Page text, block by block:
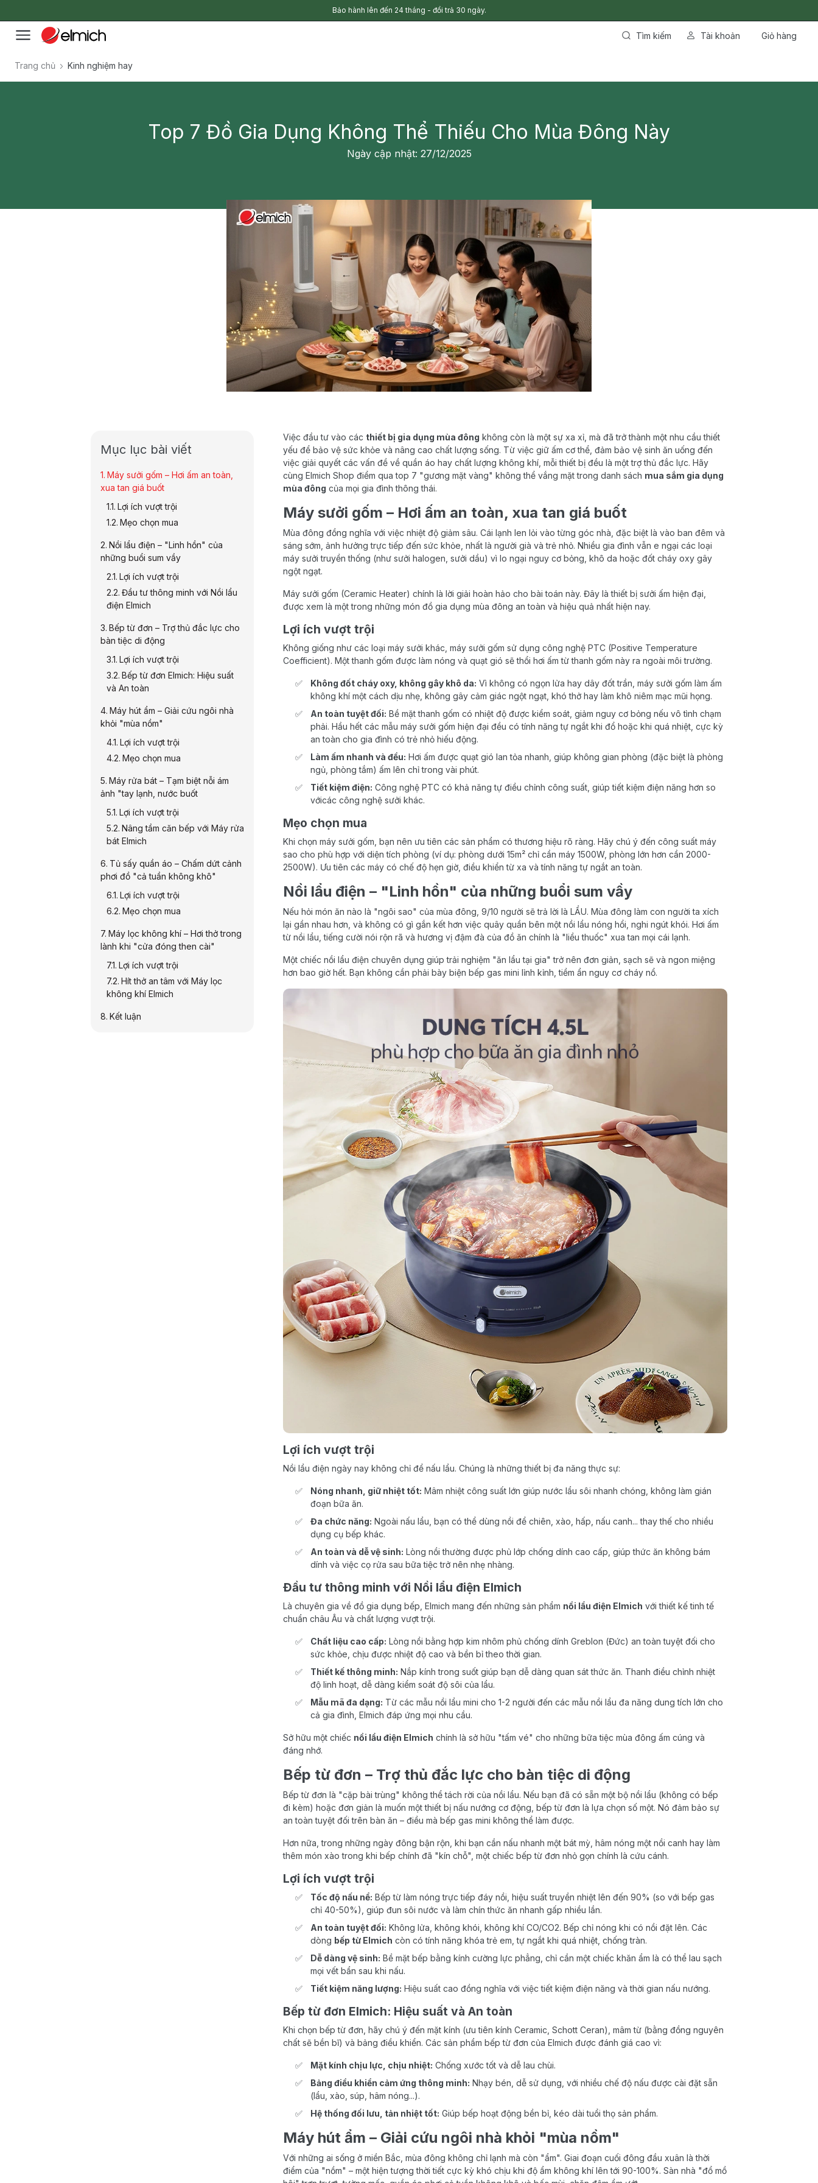
Bảo hành lên đến 24 tháng - đổi trả 30 ngày.
Tìm kiếm Tài khoản Giỏ hàng
Trang chủ Kinh nghiệm hay
Top 7 Đồ Gia Dụng Không Thể Thiếu Cho Mùa Đông Này
Ngày cập nhật: 27/12/2025
Việc đầu tư vào các thiết bị gia dụng mùa đông không còn là một sự xa xỉ, mà đã trở thành một nhu cầu thiết
yếu để bảo vệ sức khỏe và nâng cao chất lượng sống. Từ việc giữ ấm cơ thể, đảm bảo vệ sinh ăn uống đến
việc giải quyết các vấn đề về quần áo hay chất lượng không khí, mỗi thiết bị đều là một trợ thủ đắc lực. Hãy
cùng Elmich Shop điểm qua top 7 "gương mặt vàng" không thể vắng mặt trong danh sách mua sắm gia dụng
mùa đông của mọi gia đình thông thái.
Máy sưởi gốm – Hơi ấm an toàn, xua tan giá buốt
Mùa đông đồng nghĩa với việc nhiệt độ giảm sâu. Cái lạnh len lỏi vào từng góc nhà, đặc biệt là vào ban đêm và
sáng sớm, ảnh hưởng trực tiếp đến sức khỏe, nhất là người già và trẻ nhỏ. Nhiều gia đình vẫn e ngại các loại
máy sưởi truyền thống (như sưởi halogen, sưởi dầu) vì lo ngại nguy cơ bỏng, khô da hoặc đốt cháy oxy gây
ngột ngạt.
Máy sưởi gốm (Ceramic Heater) chính là lời giải hoàn hảo cho bài toán này. Đây là thiết bị sưởi ấm hiện đại,
được xem là một trong những món đồ gia dụng mùa đông an toàn và hiệu quả nhất hiện nay.
Lợi ích vượt trội
Không giống như các loại máy sưởi khác, máy sưởi gốm sử dụng công nghệ PTC (Positive Temperature
Coefficient). Một thanh gốm được làm nóng và quạt gió sẽ thổi hơi ấm từ thanh gốm này ra ngoài môi trường.
Không đốt cháy oxy, không gây khô da: Vì không có ngọn lửa hay dây đốt trần, máy sưởi gốm làm ấm
không khí một cách dịu nhẹ, không gây cảm giác ngột ngạt, khó thở hay làm khô niêm mạc mũi họng.
An toàn tuyệt đối: Bề mặt thanh gốm có nhiệt độ được kiểm soát, giảm nguy cơ bỏng nếu vô tình chạm
phải. Hầu hết các mẫu máy sưởi gốm hiện đại đều có tính năng tự ngắt khi đổ hoặc khi quá nhiệt, cực kỳ
an toàn cho gia đình có trẻ nhỏ hiếu động.
Làm ấm nhanh và đều: Hơi ấm được quạt gió lan tỏa nhanh, giúp không gian phòng (đặc biệt là phòng
ngủ, phòng tắm) ấm lên chỉ trong vài phút.
Tiết kiệm điện: Công nghệ PTC có khả năng tự điều chỉnh công suất, giúp tiết kiệm điện năng hơn so
vớicác công nghệ sưởi khác.
Mẹo chọn mua
Khi chọn máy sưởi gốm, bạn nên ưu tiên các sản phẩm có thương hiệu rõ ràng. Hãy chú ý đến công suất máy
sao cho phù hợp với diện tích phòng (ví dụ: phòng dưới 15m² chỉ cần máy 1500W, phòng lớn hơn cần 2000-
2500W). Ưu tiên các máy có chế độ hẹn giờ, điều khiển từ xa và tính năng tự ngắt an toàn.
Nồi lẩu điện – "Linh hồn" của những buổi sum vầy
Nếu hỏi món ăn nào là "ngôi sao" của mùa đông, 9/10 người sẽ trả lời là LẨU. Mùa đông làm con người ta xích
lại gần nhau hơn, và không có gì gắn kết hơn việc quây quần bên một nồi lẩu nóng hổi, nghi ngút khói. Hơi ấm
từ nồi lẩu, tiếng cười nói rộn rã và hương vị đậm đà của đồ ăn chính là "liều thuốc" xua tan mọi cái lạnh.
Một chiếc nồi lẩu điện chuyên dụng giúp trải nghiệm "ăn lẩu tại gia" trở nên đơn giản, sạch sẽ và ngon miệng
hơn bao giờ hết. Bạn không cần phải bày biện bếp gas mini lỉnh kỉnh, tiềm ẩn nguy cơ cháy nổ.
Lợi ích vượt trội
Nồi lẩu điện ngày nay không chỉ để nấu lẩu. Chúng là những thiết bị đa năng thực sự:
Nóng nhanh, giữ nhiệt tốt: Mâm nhiệt công suất lớn giúp nước lẩu sôi nhanh chóng, không làm gián
đoạn bữa ăn.
Đa chức năng: Ngoài nấu lẩu, bạn có thể dùng nồi để chiên, xào, hấp, nấu canh... thay thế cho nhiều
dụng cụ bếp khác.
An toàn và dễ vệ sinh: Lòng nồi thường được phủ lớp chống dính cao cấp, giúp thức ăn không bám
dính và việc cọ rửa sau bữa tiệc trở nên nhẹ nhàng.
Đầu tư thông minh với Nồi lẩu điện Elmich
Là chuyên gia về đồ gia dụng bếp, Elmich mang đến những sản phẩm nồi lẩu điện Elmich với thiết kế tinh tế
chuẩn châu Âu và chất lượng vượt trội.
Chất liệu cao cấp: Lòng nồi bằng hợp kim nhôm phủ chống dính Greblon (Đức) an toàn tuyệt đối cho
sức khỏe, chịu được nhiệt độ cao và bền bỉ theo thời gian.
Thiết kế thông minh: Nắp kính trong suốt giúp bạn dễ dàng quan sát thức ăn. Thanh điều chỉnh nhiệt
độ linh hoạt, dễ dàng kiểm soát độ sôi của lẩu.
Mẫu mã đa dạng: Từ các mẫu nồi lẩu mini cho 1-2 người đến các mẫu nồi lẩu đa năng dung tích lớn cho
cả gia đình, Elmich đáp ứng mọi nhu cầu.
Sở hữu một chiếc nồi lẩu điện Elmich chính là sở hữu "tấm vé" cho những bữa tiệc mùa đông ấm cúng và
đáng nhớ.
Bếp từ đơn – Trợ thủ đắc lực cho bàn tiệc di động
Bếp từ đơn là "cặp bài trùng" không thể tách rời của nồi lẩu. Nếu bạn đã có sẵn một bộ nồi lẩu (không có bếp
đi kèm) hoặc đơn giản là muốn một thiết bị nấu nướng cơ động, bếp từ đơn là lựa chọn số một. Nó đảm bảo sự
an toàn tuyệt đối trên bàn ăn – điều mà bếp gas mini không thể làm được.
Hơn nữa, trong những ngày đông bận rộn, khi bạn cần nấu nhanh một bát mỳ, hâm nóng một nồi canh hay làm
thêm món xào trong khi bếp chính đã "kín chỗ", một chiếc bếp từ đơn nhỏ gọn chính là cứu cánh.
Lợi ích vượt trội
Tốc độ nấu nể: Bếp từ làm nóng trực tiếp đáy nồi, hiệu suất truyền nhiệt lên đến 90% (so với bếp gas
chỉ 40-50%), giúp đun sôi nước và làm chín thức ăn nhanh gấp nhiều lần.
An toàn tuyệt đối: Không lửa, không khói, không khí CO/CO2. Bếp chỉ nóng khi có nồi đặt lên. Các
dòng bếp từ Elmich còn có tính năng khóa trẻ em, tự ngắt khi quá nhiệt, chống tràn.
Dễ dàng vệ sinh: Bề mặt bếp bằng kính cường lực phẳng, chỉ cần một chiếc khăn ẩm là có thể lau sạch
mọi vết bẩn sau khi nấu.
Tiết kiệm năng lượng: Hiệu suất cao đồng nghĩa với việc tiết kiệm điện năng và thời gian nấu nướng.
Bếp từ đơn Elmich: Hiệu suất và An toàn
Khi chọn bếp từ đơn, hãy chú ý đến mặt kính (ưu tiên kính Ceramic, Schott Ceran), mâm từ (bằng đồng nguyên
chất sẽ bền bĩ) và bảng điều khiển. Các sản phẩm bếp từ đơn của Elmich được đánh giá cao vì:
Mặt kính chịu lực, chịu nhiệt: Chống xước tốt và dễ lau chùi.
Bảng điều khiển cảm ứng thông minh: Nhạy bén, dễ sử dụng, với nhiều chế độ nấu được cài đặt sẵn
(lẩu, xào, súp, hâm nóng...).
Hệ thống đối lưu, tản nhiệt tốt: Giúp bếp hoạt động bền bỉ, kéo dài tuổi thọ sản phẩm.
Máy hút ẩm – Giải cứu ngôi nhà khỏi "mùa nồm"
Với những ai sống ở miền Bắc, mùa đông không chỉ lạnh mà còn "ẩm". Giai đoạn cuối đông đầu xuân là thời
điểm của "nồm" – một hiện tượng thời tiết cực kỳ khó chịu khi độ ẩm không khí lên tới 90-100%. Sàn nhà "đổ mồ
Mục lục bài viết
Máy sưởi gốm – Hơi ấm an toàn,
xua tan giá buốt
Lợi ích vượt trội
Mẹo chọn mua
Nồi lẩu điện – "Linh hồn" của
những buổi sum vầy
Lợi ích vượt trội
Đầu tư thông minh với Nồi lẩu
điện Elmich
Bếp từ đơn – Trợ thủ đắc lực cho
bàn tiệc di động
Lợi ích vượt trội
Bếp từ đơn Elmich: Hiệu suất
và An toàn
Máy hút ẩm – Giải cứu ngôi nhà
khỏi "mùa nồm"
Lợi ích vượt trội
Mẹo chọn mua
Máy rửa bát – Tạm biệt nỗi ám
ảnh "tay lạnh, nước buốt
Lợi ích vượt trội
Nâng tầm căn bếp với Máy rửa
bát Elmich
Tủ sấy quần áo – Chấm dứt cảnh
phơi đồ "cả tuần không khô"
Lợi ích vượt trội
Mẹo chọn mua
Máy lọc không khí – Hơi thở trong
lành khi "cửa đóng then cài"
Lợi ích vượt trội
Hít thở an tâm với Máy lọc
không khí Elmich
Kết luận